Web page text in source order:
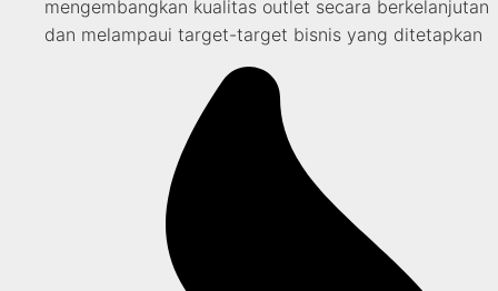
mengembangkan kualitas outlet secara berkelanjutan
dan melampaui target-target bisnis yang ditetapkan